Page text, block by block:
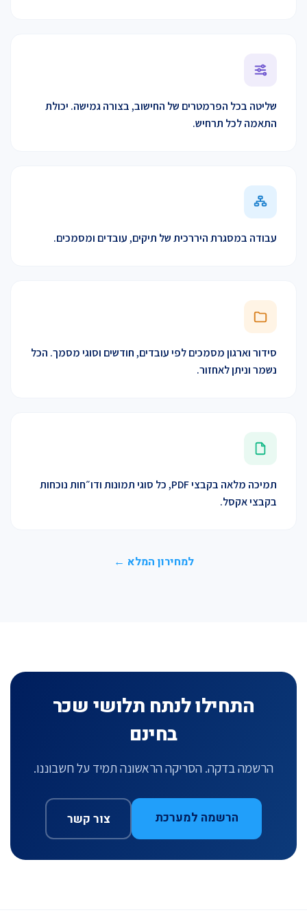
שליטה בכל הפרמטרים של החישוב, בצורה גמישה. יכולת
התאמה לכל תרחיש.
עבודה במסגרת היררכית של תיקים, עובדים ומסמכים.
סידור וארגון מסמכים לפי עובדים, חודשים וסוגי מסמך. הכל
נשמר וניתן לאחזור.
תמיכה מלאה בקבצי PDF, כל סוגי תמונות ודו״חות נוכחות
בקבצי אקסל.
למחירון המלא ←
התחילו לנתח תלושי שכר
בחינם
הרשמה בדקה. הסריקה הראשונה תמיד על חשבוננו.
הרשמה למערכת צור קשר